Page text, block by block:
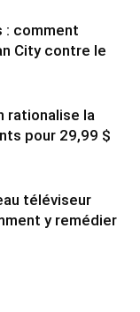
: comment
City contre le
rationalise la
pour 29,99 $
téléviseur
y remédier